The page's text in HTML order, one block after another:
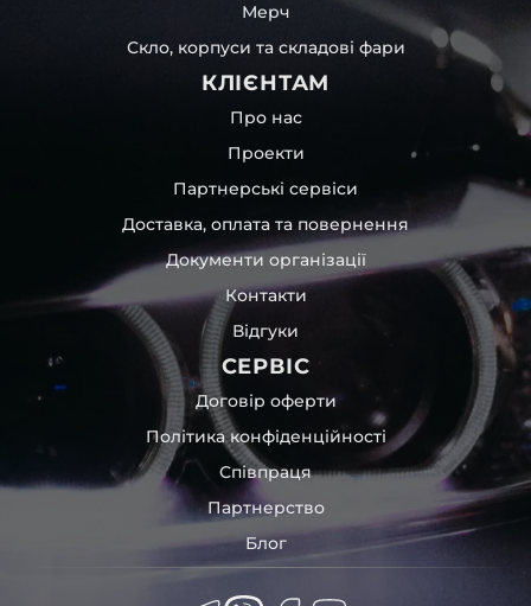
Мерч
Скло, корпуси та складові фари
КЛІЄНТАМ
Про нас
Проекти
Партнерські сервіси
Доставка, оплата та повернення
Документи організації
Контакти
Відгуки
СЕРВІС
Договір оферти
Політика конфіденційності
Співпраця
Партнерство
Блог